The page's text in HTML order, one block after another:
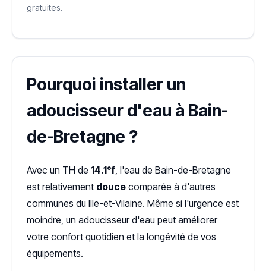
gratuites.
Pourquoi installer un
adoucisseur d'eau à Bain-
de-Bretagne ?
Avec un TH de 14.1°f, l'eau de Bain-de-Bretagne
est relativement douce comparée à d'autres
communes du Ille-et-Vilaine. Même si l'urgence est
moindre, un adoucisseur d'eau peut améliorer
votre confort quotidien et la longévité de vos
équipements.